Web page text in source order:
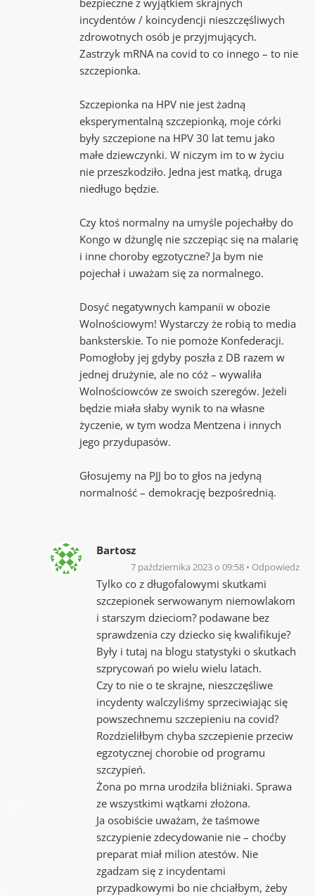
incydentów / koincydencji nieszczęśliwych
zdrowotnych osób je przyjmujących.
Zastrzyk mRNA na covid to co innego – to nie
szczepionka.
Szczepionka na HPV nie jest żadną
eksperymentalną szczepionką, moje córki
były szczepione na HPV 30 lat temu jako
małe dziewczynki. W niczym im to w życiu
nie przeszkodziło. Jedna jest matką, druga
niedługo będzie.
Czy ktoś normalny na umyśle pojechałby do
Kongo w dżunglę nie szczepiąc się na malarię
i inne choroby egzotyczne? Ja bym nie
pojechał i uważam się za normalnego.
Dosyć negatywnych kampanii w obozie
Wolnościowym! Wystarczy że robią to media
banksterskie. To nie pomoże Konfederacji.
Pomogłoby jej gdyby poszła z DB razem w
jednej drużynie, ale no cóż – wywaliła
Wolnościowców ze swoich szeregów. Jeżeli
będzie miała słaby wynik to na własne
życzenie, w tym wodza Mentzena i innych
jego przydupasów.
Głosujemy na PJJ bo to głos na jedyną
normalność – demokrację bezpośrednią.
Bartosz
7 października 2023 o 09:58 Odpowiedz
Tylko co z długofalowymi skutkami
szczepionek serwowanym niemowlakom
i starszym dzieciom? podawane bez
sprawdzenia czy dziecko się kwalifikuje?
Były i tutaj na blogu statystyki o skutkach
szprycowań po wielu wielu latach.
Czy to nie o te skrajne, nieszczęśliwe
incydenty walczyliśmy sprzeciwiając się
powszechnemu szczepieniu na covid?
Rozdzieliłbym chyba szczepienie przeciw
egzotycznej chorobie od programu
szczypień.
Żona po mrna urodziła bliźniaki. Sprawa
ze wszystkimi wątkami złożona.
Ja osobiście uważam, że taśmowe
szczypienie zdecydowanie nie – choćby
preparat miał milion atestów. Nie
zgadzam się z incydentami
przypadkowymi bo nie chciałbym, żeby